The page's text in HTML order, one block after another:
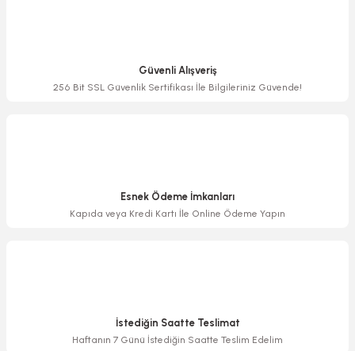
Ürün bilgilerinde hatalar bulunuyor.
Güvenli Alışveriş
256 Bit SSL Güvenlik Sertifikası İle Bilgileriniz Güvende!
Esnek Ödeme İmkanları
Kapıda veya Kredi Kartı İle Online Ödeme Yapın
İstediğin Saatte Teslimat
Haftanın 7 Günü İstediğin Saatte Teslim Edelim